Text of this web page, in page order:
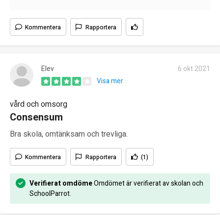
Kommentera Rapportera
Elev
6 okt 2021
Visa mer
vård och omsorg
Consensum
Bra skola, omtänksam och trevliga.
Kommentera Rapportera (1)
Verifierat omdömeOmdömet är verifierat av skolan och
SchoolParrot.